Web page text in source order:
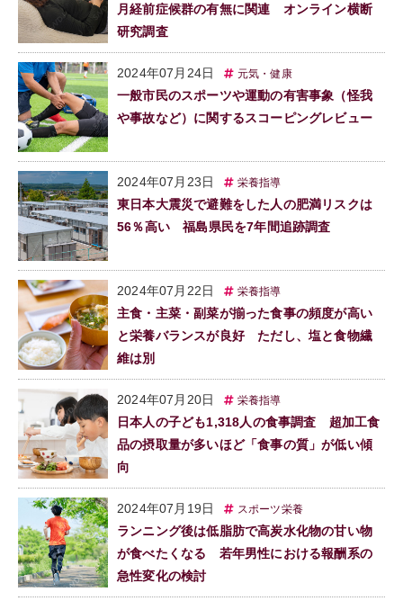
月経前症候群の有無に関連 オンライン横断
研究調査
2024年07月24日 元気・健康
一般市民のスポーツや運動の有害事象（怪我
や事故など）に関するスコーピングレビュー
2024年07月23日 栄養指導
東日本大震災で避難をした人の肥満リスクは
56％高い 福島県民を7年間追跡調査
2024年07月22日 栄養指導
主食・主菜・副菜が揃った食事の頻度が高い
と栄養バランスが良好 ただし、塩と食物繊
維は別
2024年07月20日 栄養指導
日本人の子ども1,318人の食事調査 超加工食
品の摂取量が多いほど「食事の質」が低い傾
向
2024年07月19日 スポーツ栄養
ランニング後は低脂肪で高炭水化物の甘い物
が食べたくなる 若年男性における報酬系の
急性変化の検討